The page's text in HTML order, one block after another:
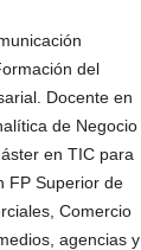
del
Docente en
de Negocio
en TIC para
FP Superior de
Comercio
agencias y